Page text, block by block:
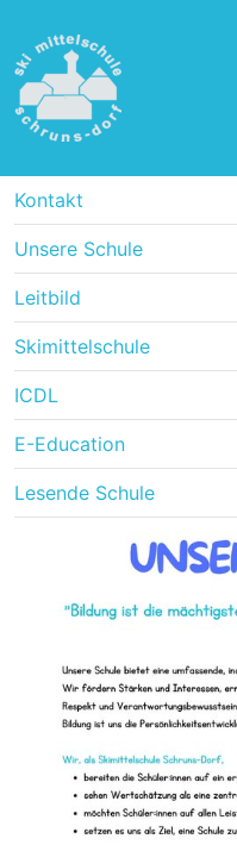
Kontakt
Unsere Schule
Leitbild
Skimittelschule
ICDL
E-Education
Lesende Schule